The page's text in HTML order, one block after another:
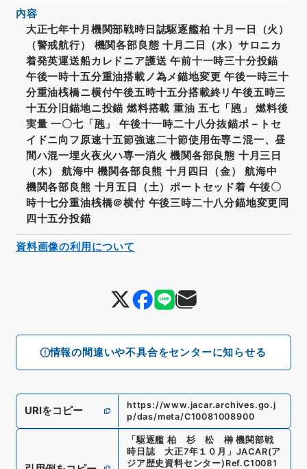
情報の間違いや不具合をセンターに知らせる
内容
大正七年十月機関部戦時日誌駆逐艦柏 十月一日（火）
（警戒航行） 機関各部良態 十月二日（水）サロニカ
着発英運送船カレドニア護送 午前十一時三十分投錨
午後一時十五分重油搭載ノ為メ錨地変更 午後一時三十
分重油桟橋ニ横付午後五時十五分搭載終リ午後五時三
十五分旧錨地ニ投錨 燃料搭載 重油 五七「瓲」 燃料後
実量 一〇七「瓲」 午後十一時二十八分抜錨ポ－トセ
イドニ向フ原速十五節強速二十節使用缶専ニ混一、昼
間ハ混一埋火夜火ハ専一消火 機関各部良態 十月三日
（木） 航海中 機関各部良熊 十月四日（金） 航海中
機関各部良熊 十月五日（土）ポートセッド着 午後〇
時十七分重油桟橋＠横付 午後三時二十八分錨地変更同
四十五分投錨
URIをコピー
https://www.jacar.archives.go.j
p/das/meta/C10081008900
「駆逐艦 柏 杉 松 榊 機関部戦
時日誌 大正7年１０月 」 JACAR(ア
ジア歴史資料センター) Ref.C10081
資料画像の利用について